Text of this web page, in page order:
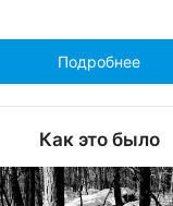
Подробнее
Как это было